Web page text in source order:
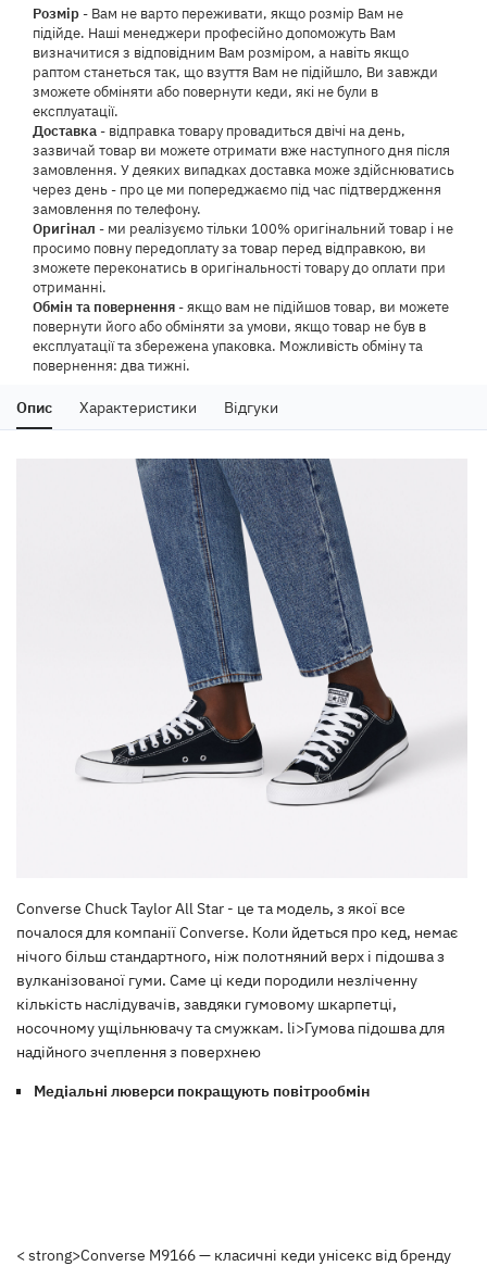
Розмір - Вам не варто переживати, якщо розмір Вам не
підійде. Наші менеджери професійно допоможуть Вам
визначитися з відповідним Вам розміром, а навіть якщо
раптом станеться так, що взуття Вам не підійшло, Ви завжди
зможете обміняти або повернути кеди, які не були в
експлуатації.
Доставка - відправка товару провадиться двічі на день,
зазвичай товар ви можете отримати вже наступного дня після
замовлення. У деяких випадках доставка може здійснюватись
через день - про це ми попереджаємо під час підтвердження
замовлення по телефону.
Оригінал - ми реалізуємо тільки 100% оригінальний товар і не
просимо повну передоплату за товар перед відправкою, ви
зможете переконатись в оригінальності товару до оплати при
отриманні.
Обмін та повернення - якщо вам не підійшов товар, ви можете
повернути його або обміняти за умови, якщо товар не був в
експлуатації та збережена упаковка. Можливість обміну та
повернення: два тижні.
Опис Характеристики Відгуки
Converse Chuck Taylor All Star - це та модель, з якої все
почалося для компанії Converse. Коли йдеться про кед, немає
нічого більш стандартного, ніж полотняний верх і підошва з
вулканізованої гуми. Саме ці кеди породили незліченну
кількість наслідувачів, завдяки гумовому шкарпетці,
носочному ущільнювачу та смужкам. li>Гумова підошва для
надійного зчеплення з поверхнею
Медіальні люверси покращують повітрообмін
< strong>Converse M9166 — класичні кеди унісекс від бренду